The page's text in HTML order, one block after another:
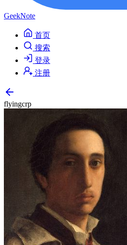
GeekNote
首页
搜索
登录
注册
flyingcrp